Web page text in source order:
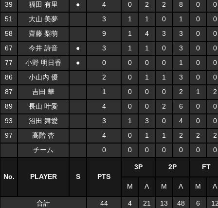
39
福田 有里 ● 4 0 2 2 8 0
0
51
大山 美夢 3 1 1 0 1 0
0
58
齋藤 梨萌 9 1 4 3 3 0
0
67
今井 詩音 ● 3 1 1 0 3 0
0
77
小野 明日香 ● 0 0 0 0 1 0
0
86
小山内 優 2 0 1 1 3 0
0
87
吉田 華 1 0 0 0 2 1
2
89
長山 叶愛 4 0 0 2 6 0
0
93
沼田 舞愛 3 1 3 0 4 0
0
97
高階 杏 4 0 1 1 2 2
2
チーム
0 0 0 0 0 0 0
No. PLAYER S PTS
3P 2P FT
M A M A M A
合計 44 4 21 13 48 6